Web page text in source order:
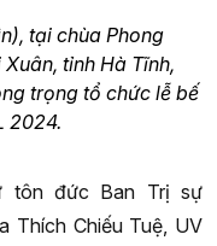
tại chùa Phong
tỉnh Hà Tĩnh,
trọng tổ chức lễ bế
2024.
tôn đức Ban Trị sự
Thích Chiếu Tuệ, UV